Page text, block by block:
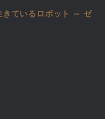
きているロボット ～ ゼ